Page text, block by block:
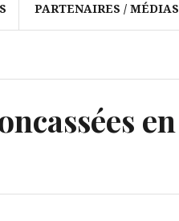
PARTENAIRES / MÉDIAS
en